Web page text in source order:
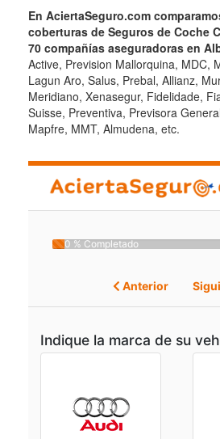
En AciertaSeguro.com
coberturas de Seguros de Coche
70 compañías aseguradoras en
Active, Prevision Mallorquina, MDC,
Lagun Aro, Salus, Prebal, Allianz,
Meridiano, Xenasegur, Fidelidade,
Suisse, Preventiva, Previsora
Mapfre, MMT, Almudena, etc.
Anterior
0 % Completado
Indique la marca de su